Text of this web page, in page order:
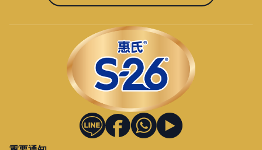
媽媽寶貝斗六
雲林縣斗六市雲林路二段357號
05-5331515
顯示在地圖上
規劃路線